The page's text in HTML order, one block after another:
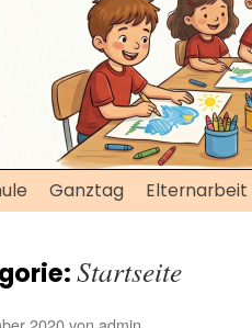
Ganztag Elternarbeit
Startseite